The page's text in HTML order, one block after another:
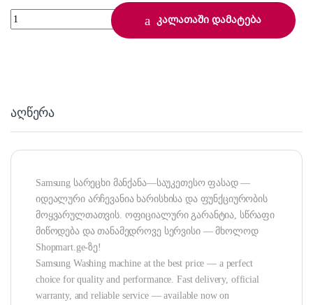
Samsung WD80A6S44BN/LP quantity
კალათაში დამატება
აღწერა
Samsung სარეცხი მანქანა—საუკეთესო ფასად —
იდეალური არჩევანია ხარისხისა და ფუნქციურობის
მოყვარულთათვის. ოფიციალური გარანტია, სწრაფი
მიწოდება და თანამედროვე სერვისი — მხოლოდ
Shopmart.ge-ზე!
Samsung Washing machine at the best price — a perfect
choice for quality and performance. Fast delivery, official
warranty, and reliable service — available now on